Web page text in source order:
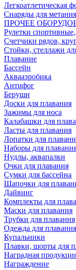
Легкоатлетическая
Снаряды для метания
ПРОЧЕЕ
Рулетки спортивные,
Счетчики рядов,
Стойки, стеллажи
Плавание
Бассейн
Аквааэробика
Антифог
Беруши
Доски для плавания
Зажимы для носа
Калабашки для
Ласты для плавания
Лопатки для
Наборы для
Нудлы, аквапалки
Очки для плавания
Сумки для бассейна
Шапочки для
Дайвинг
Комплекты для
Маски для плавания
Трубки для плавания
Одежда для плавания
Купальники
Плавки, шорты для
Наградная
Награждение